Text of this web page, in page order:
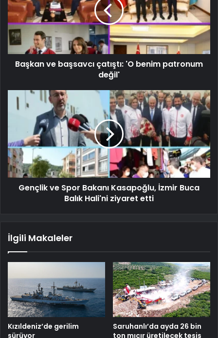
Başkan ve başsavcı çatıştı: 'O benim patronum
değil'
Gençlik ve Spor Bakanı Kasapoğlu, İzmir Buca
Balık Hali'ni ziyaret etti
İlgili Makaleler
Kızıldeniz’de gerilim
sürüyor
Saruhanlı’da ayda 26 bin
ton mıcır üretilecek tesis